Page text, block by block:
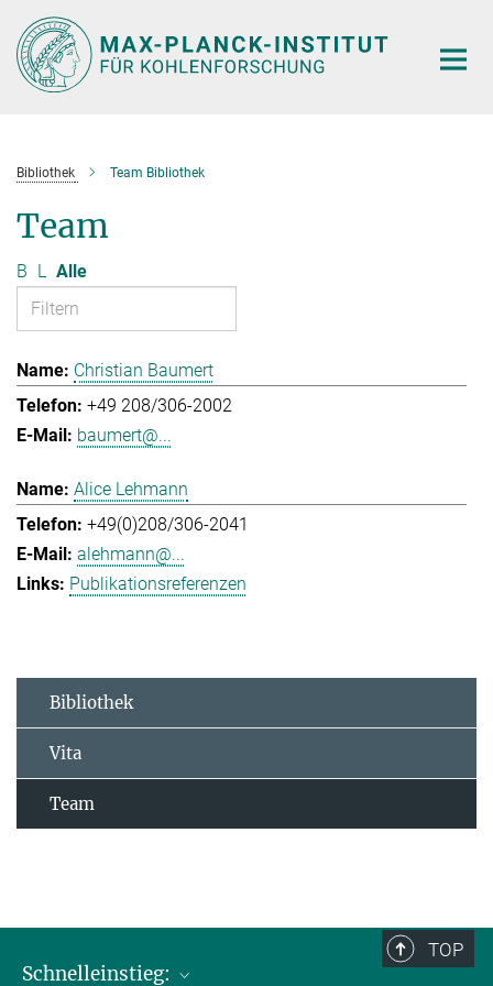
Hauptinhalt
Bibliothek Team Bibliothek
Team
B L Alle
Christian Baumert
+49 208/306-2002
baumert@...
Alice Lehmann
+49(0)208/306-2041
alehmann@...
Publikationsreferenzen
Bibliothek
Vita
Team
TOP
Schnelleinstieg: